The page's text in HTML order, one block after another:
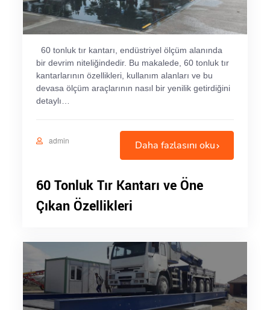
60 tonluk tır kantarı, endüstriyel ölçüm alanında
bir devrim niteliğindedir. Bu makalede, 60 tonluk tır
kantarlarının özellikleri, kullanım alanları ve bu
devasa ölçüm araçlarının nasıl bir yenilik getirdiğini
detaylı…
admin Daha fazlasını oku
60 Tonluk Tır Kantarı ve Öne
Çıkan Özellikleri